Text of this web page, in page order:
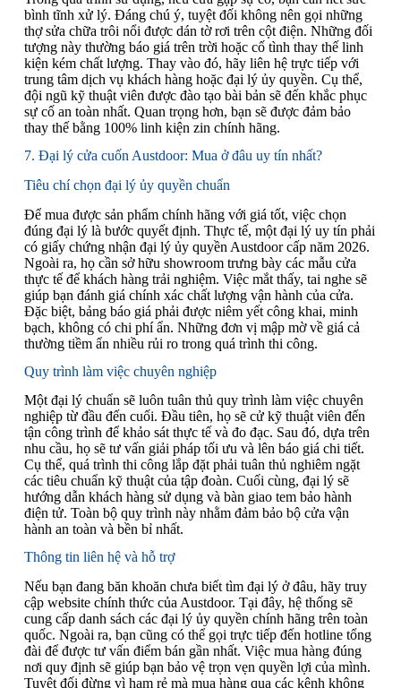
bình tĩnh xử lý. Đáng chú ý, tuyệt đối không nên gọi những
thợ sửa chữa trôi nổi được dán tờ rơi trên cột điện. Những đối
tượng này thường báo giá trên trời hoặc cố tình thay thế linh
kiện kém chất lượng. Thay vào đó, hãy liên hệ trực tiếp với
trung tâm dịch vụ khách hàng hoặc đại lý ủy quyền. Cụ thể,
đội ngũ kỹ thuật viên được đào tạo bài bản sẽ đến khắc phục
sự cố an toàn nhất. Quan trọng hơn, bạn sẽ được đảm bảo
thay thế bằng 100% linh kiện zin chính hãng.
7. Đại lý cửa cuốn Austdoor: Mua ở đâu uy tín nhất?
Tiêu chí chọn đại lý ủy quyền chuẩn
Để mua được sản phẩm chính hãng với giá tốt, việc chọn
đúng đại lý là bước quyết định. Thực tế, một đại lý uy tín phải
có giấy chứng nhận đại lý ủy quyền Austdoor cấp năm 2026.
Ngoài ra, họ cần sở hữu showroom trưng bày các mẫu cửa
thực tế để khách hàng trải nghiệm. Việc mắt thấy, tai nghe sẽ
giúp bạn đánh giá chính xác chất lượng vận hành của cửa.
Đặc biệt, bảng báo giá phải được niêm yết công khai, minh
bạch, không có chi phí ẩn. Những đơn vị mập mờ về giá cả
thường tiềm ẩn nhiều rủi ro trong quá trình thi công.
Quy trình làm việc chuyên nghiệp
Một đại lý chuẩn sẽ luôn tuân thủ quy trình làm việc chuyên
nghiệp từ đầu đến cuối. Đầu tiên, họ sẽ cử kỹ thuật viên đến
tận công trình để khảo sát thực tế và đo đạc. Sau đó, dựa trên
nhu cầu, họ sẽ tư vấn giải pháp tối ưu và lên báo giá chi tiết.
Cụ thể, quá trình thi công lắp đặt phải tuân thủ nghiêm ngặt
các tiêu chuẩn kỹ thuật của tập đoàn. Cuối cùng, đại lý sẽ
hướng dẫn khách hàng sử dụng và bàn giao tem bảo hành
điện tử. Toàn bộ quy trình này nhằm đảm bảo bộ cửa vận
hành an toàn và bền bỉ nhất.
Thông tin liên hệ và hỗ trợ
Nếu bạn đang băn khoăn chưa biết tìm đại lý ở đâu, hãy truy
cập website chính thức của Austdoor. Tại đây, hệ thống sẽ
cung cấp danh sách các đại lý ủy quyền chính hãng trên toàn
quốc. Ngoài ra, bạn cũng có thể gọi trực tiếp đến hotline tổng
đài để được tư vấn điểm bán gần nhất. Việc mua hàng đúng
nơi quy định sẽ giúp bạn bảo vệ trọn vẹn quyền lợi của mình.
Tuyệt đối đừng vì ham rẻ mà mua hàng qua các kênh không